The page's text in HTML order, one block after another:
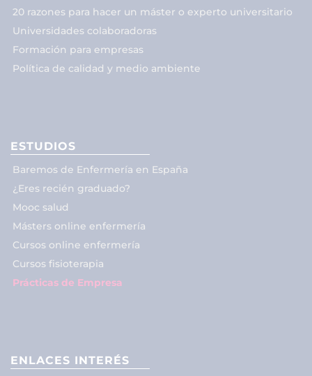
20 razones para hacer un máster o experto universitario
Universidades colaboradoras
Formación para empresas
Política de calidad y medio ambiente
ESTUDIOS
Baremos de Enfermería en España
¿Eres recién graduado?
Mooc salud
Másters online enfermería
Cursos online enfermería
Cursos fisioterapia
Prácticas de Empresa
ENLACES INTERÉS